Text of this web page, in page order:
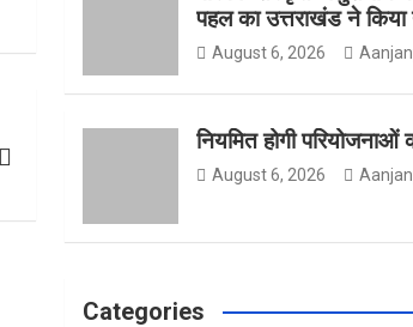
k a
m
पहल का उत्तराखंड ने किया
August 6, 2026
नियमित होगी परियोजनाओं
August 6, 2026
Categories